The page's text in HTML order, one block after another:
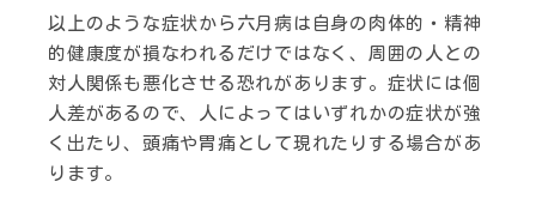
以上のような症状から六月病は自身の肉体的・精神
的健康度が損なわれるだけではなく、周囲の人との
対人関係も悪化させる恐れがあります。症状には個
人差があるので、人によってはいずれかの症状が強
く出たり、頭痛や胃痛として現れたりする場合があ
ります。